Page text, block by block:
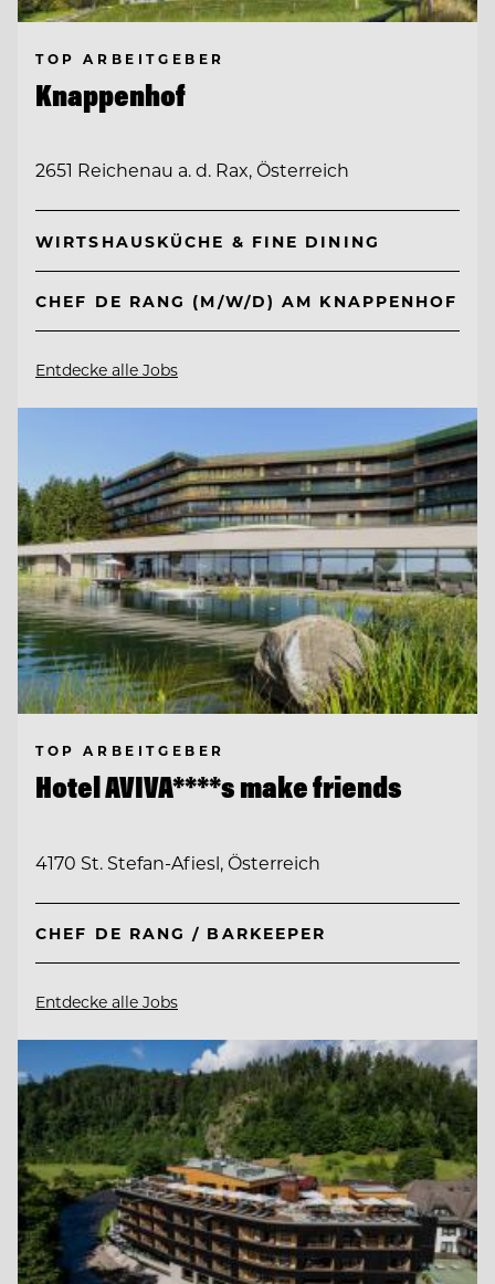
TOP ARBEITGEBER
Knappenhof
2651 Reichenau a. d. Rax, Österreich
WIRTSHAUSKÜCHE & FINE DINING
CHEF DE RANG (M/W/D) AM KNAPPENHOF
Entdecke alle Jobs
TOP ARBEITGEBER
Hotel AVIVA****s make friends
4170 St. Stefan-Afiesl, Österreich
CHEF DE RANG / BARKEEPER
Entdecke alle Jobs